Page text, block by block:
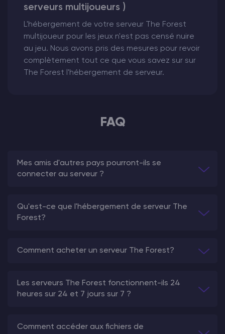
serveurs multijoueurs )
L'hébergement de votre serveur The Forest
multijoueur pour les jeux n'est pas censé nuire
au jeu. Nous avons pris des mesures pour revoir
complètement tout ce que vous savez sur sur
The Forest l'hébergement de serveur.
FAQ
Mes amis d'autres pays pourront-ils se
connecter au serveur ?
Qu'est-ce que l'hébergement de serveur The
Forest?
Comment acheter un serveur The Forest?
Les serveurs The Forest fonctionnent-ils 24
heures sur 24 et 7 jours sur 7 ?
Comment accéder aux fichiers de